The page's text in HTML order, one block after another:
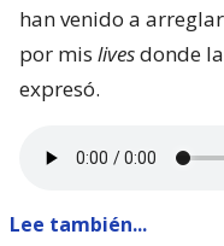
han venido a
por mis livesdonde
expresó.
Lee también...